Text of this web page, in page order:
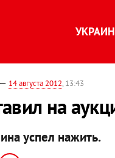
— 14 августа 2012, 13:43
на
успел нажить.